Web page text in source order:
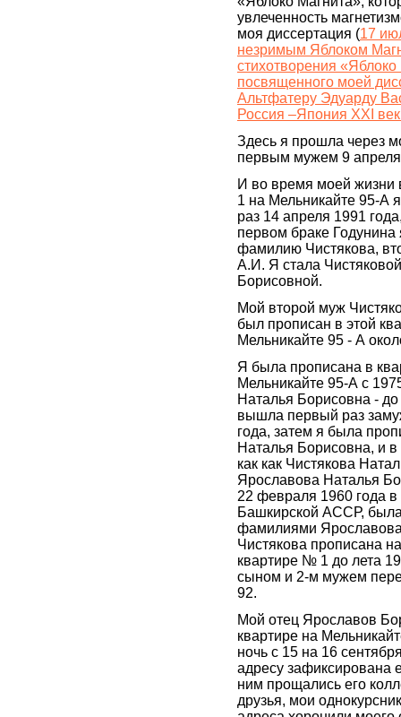
увлеченность
моя диссертация (17
незримым Яблоком
стихотворения «Яблоко
посвященного моей
Альтфатеру Эдуарду
Россия –Япония XXI
Здесь я прошла через
первым мужем 9 апреля
И во время моей жизни
1 на Мельникайте 95-А
раз 14 апреля 1991
первом браке
фамилию Чистякова,
А.И. Я стала
Борисовной.
Мой второй муж
был прописан в этой
Мельникайте 95 - А
Я была прописана в
Мельникайте 95-А с
Наталья Борисовна - до
вышла первый раз
года, затем я была
Наталья Борисовна, и
как как Чистякова
Ярославова Наталья
22 февраля 1960 года
Башкирской АССР,
фамилиями
Чистякова прописана
квартире № 1 до лета
сыном и 2-м мужем
92.
Мой отец Ярославов
квартире на
ночь с 15 на 16
адресу зафиксирована
ним прощались его
друзья, мои